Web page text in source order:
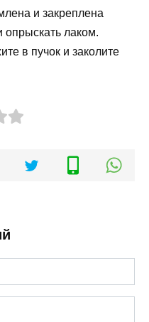
и закреплена
опрыскать лаком.
в пучок и заколите